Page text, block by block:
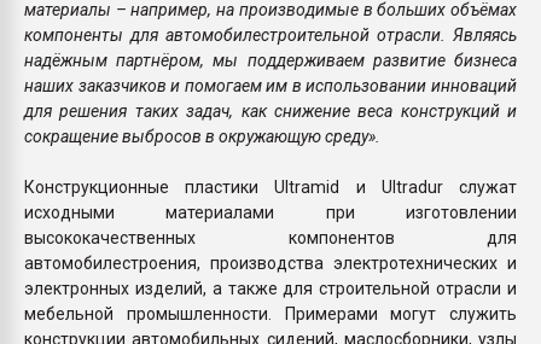
материалы – например, на производимые в больших объёмах
компоненты для автомобилестроительной отрасли. Являясь
надёжным партнёром, мы поддерживаем развитие бизнеса
наших заказчиков и помогаем им в использовании инноваций
для решения таких задач, как снижение веса конструкций и
сокращение выбросов в окружающую среду».
Конструкционные пластики Ultramid и Ultradur служат
исходными материалами при изготовлении
высококачественных компонентов для
автомобилестроения, производства электротехнических и
электронных изделий, а также для строительной отрасли и
мебельной промышленности. Примерами могут служить
конструкции автомобильных сидений, маслосборники, узлы